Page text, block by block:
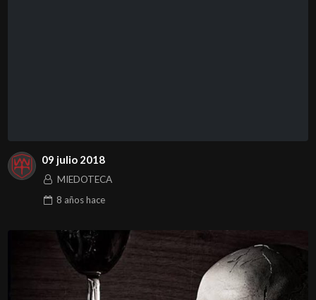
09 julio 2018
MIEDOTECA
8 añoshace